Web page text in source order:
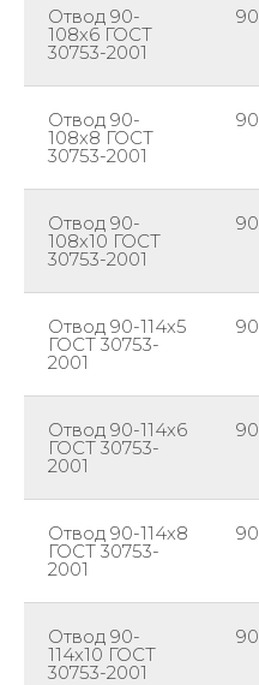
Отвод 90-
108х6 ГОСТ
30753-2001
90
Отвод 90-
108х8 ГОСТ
30753-2001
90
Отвод 90-
108х10 ГОСТ
30753-2001
90
Отвод 90-114х5
ГОСТ 30753-
2001
90
Отвод 90-114х6
ГОСТ 30753-
2001
90
Отвод 90-114х8
ГОСТ 30753-
2001
90
Отвод 90-
114х10 ГОСТ
30753-2001
90